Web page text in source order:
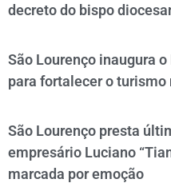
decreto do bispo
São Lourenço inaugura
para fortalecer o turismo
São Lourenço presta
empresário Luciano
marcada por emoção